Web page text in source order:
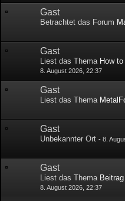
Gast
Betrachtet das Forum
Gast
Liest das Thema How
8. August 2026, 22:37
Gast
Liest das Thema
Gast
Unbekannter Ort-8.
Gast
Liest das Thema
8. August 2026, 22:37